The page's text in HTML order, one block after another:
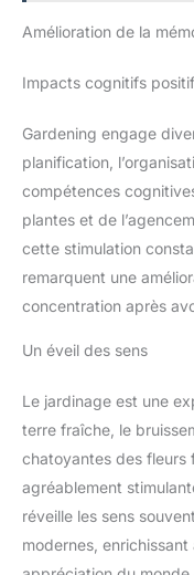
Amélioration de la
Impacts cognitifs
Gardening engage
planification,
compétences
plantes et de
cette stimulation
remarquent une
concentration après
Un éveil des sens
Le jardinage est une
terre fraîche, le
chatoyantes des fleurs
agréablement
réveille les sens
modernes,